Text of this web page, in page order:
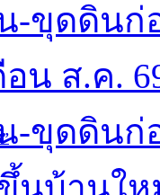
-ขุดดินก่
อน ส.ค.
ขุดดินก่